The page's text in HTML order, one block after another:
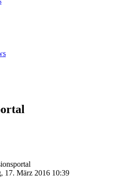
17. März 2016 10:39